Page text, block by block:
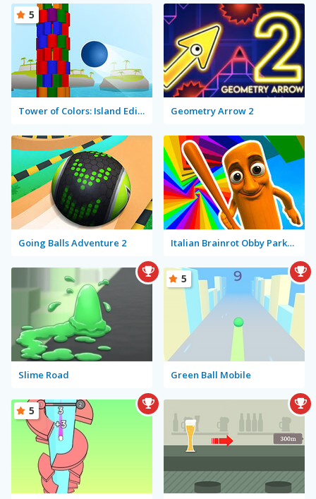
Tower of Colors: Island Edition
5
Geometry Arrow 2
Going Balls Adventure 2 Italian Brainrot Obby Parkour
Slime Road Green Ball Mobile
5
5